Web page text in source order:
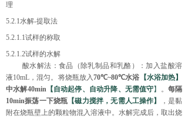
理
5.2.1水解-提取法
5.2.1.1试样的称取
5.2.1.2试样的水解
酸水解法：食品（除乳制品和乳酪）：加入盐酸溶
液10mL ，混匀。将烧瓶放入70℃~80℃水浴 【水浴加热】
中水解40min【自动起停、自动升降、无需值守】 。 每隔
10min振荡一下烧瓶 【磁力搅拌，无需人工操作】
，是黏
附在烧瓶壁上的颗粒物混入溶液中。水解完成后，取出烧